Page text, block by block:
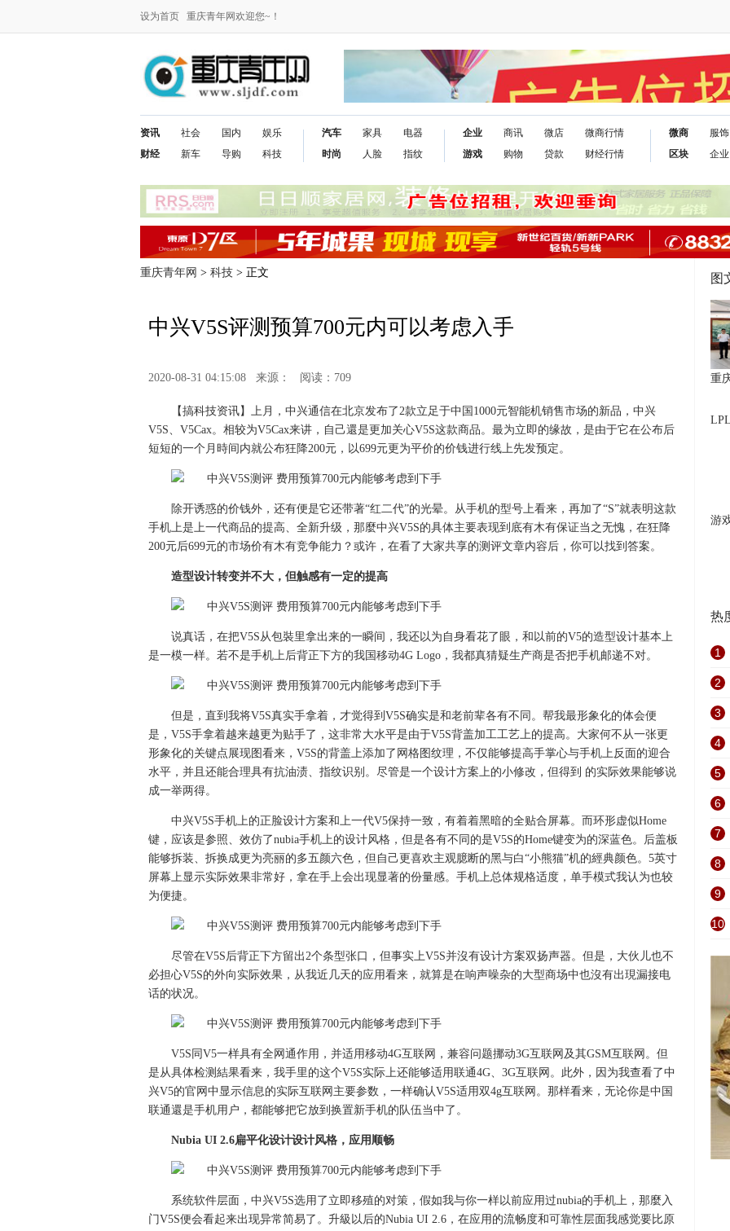
设为首页 重庆青年网欢迎您~！
资讯
财经
社会
新车
国内
导购
娱乐
科技
汽车
时尚
家具
人脸
电器
指纹
企业
游戏
商讯
购物
微店
贷款
微商行情
财经行情
微商
区块
服饰
企业
重庆青年网 > 科技 > 正文
中兴V5S评测预算700元内可以考虑入手
2020-08-31 04:15:08 来源： 阅读：709
【搞科技资讯】上月，中兴通信在北京发布了2款立足于中国1000元智能机销售市场的新品，中兴
V5S、V5Cax。相较为V5Cax来讲，自己還是更加关心V5S这款商品。最为立即的缘故，是由于它在公布后
短短的一个月時间内就公布狂降200元，以699元更为平价的价钱进行线上先发预定。
除开诱惑的价钱外，还有便是它还带著“红二代”的光晕。从手机的型号上看来，再加了“S”就表明这款
手机上是上一代商品的提高、全新升级，那麼中兴V5S的具体主要表现到底有木有保证当之无愧，在狂降
200元后699元的市场价有木有竞争能力？或许，在看了大家共享的测评文章内容后，你可以找到答案。
造型设计转变并不大，但触感有一定的提高
说真话，在把V5S从包裝里拿出来的一瞬间，我还以为自身看花了眼，和以前的V5的造型设计基本上
是一模一样。若不是手机上后背正下方的我国移动4G Logo，我都真猜疑生产商是否把手机邮递不对。
但是，直到我将V5S真实手拿着，才觉得到V5S确实是和老前辈各有不同。帮我最形象化的体会便
是，V5S手拿着越来越更为贴手了，这非常大水平是由于V5S背盖加工工艺上的提高。大家何不从一张更
形象化的关键点展现图看来，V5S的背盖上添加了网格图纹理，不仅能够提高手掌心与手机上反面的迎合
水平，并且还能合理具有抗油渍、指纹识别。尽管是一个设计方案上的小修改，但得到 的实际效果能够说
成一举两得。
中兴V5S手机上的正脸设计方案和上一代V5保持一致，有着着黑暗的全贴合屏幕。而环形虚似Home
键，应该是参照、效仿了nubia手机上的设计风格，但是各有不同的是V5S的Home键变为的深蓝色。后盖板
能够拆装、拆换成更为亮丽的多五颜六色，但自己更喜欢主观臆断的黑与白“小熊猫”机的經典颜色。5英寸
屏幕上显示实际效果非常好，拿在手上会出现显著的份量感。手机上总体规格适度，单手模式我认为也较
为便捷。
尽管在V5S后背正下方留出2个条型张口，但事实上V5S并沒有设计方案双扬声器。但是，大伙儿也不
必担心V5S的外向实际效果，从我近几天的应用看来，就算是在响声噪杂的大型商场中也沒有出現漏接电
话的状况。
V5S同V5一样具有全网通作用，并适用移动4G互联网，兼容问题挪动3G互联网及其GSM互联网。但
是从具体检测結果看来，我手里的这个V5S实际上还能够适用联通4G、3G互联网。此外，因为我查看了中
兴V5的官网中显示信息的实际互联网主要参数，一样确认V5S适用双4g互联网。那样看来，无论你是中国
联通還是手机用户，都能够把它放到换置新手机的队伍当中了。
Nubia UI 2.6扁平化设计设计风格，应用顺畅
系统软件层面，中兴V5S选用了立即移殖的对策，假如我与你一样以前应用过nubia的手机上，那麼入
门V5S便会看起来出现异常简易了。升級以后的Nubia UI 2.6，在应用的流畅度和可靠性层面我感觉要比原
图
重
游
热
1
2
3
4
5
6
7
8
9
10